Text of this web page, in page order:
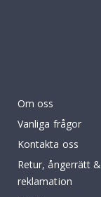
Om oss
Vanliga frågor
Kontakta oss
Retur, ångerrätt &
reklamation